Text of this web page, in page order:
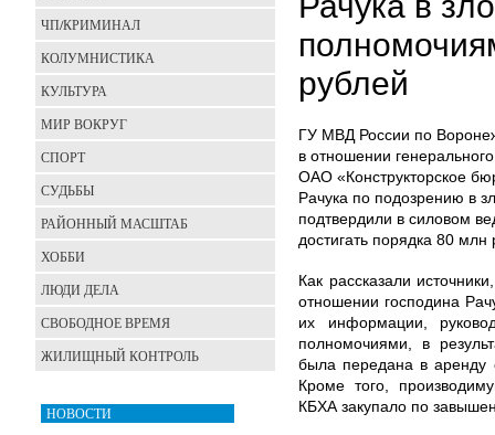
рублей
ГУ МВД России по
в отношении
ОАО «Конструкторское
Рачука по подозрению в
подтвердили в силовом
достигать порядка 80 млн
Как рассказали
отношении господина
их информации,
полномочиями, в
была передана в аренду
Кроме того,
КБХА закупало по
ЧП/КРИМИНАЛ
КОЛУМНИСТИКА
КУЛЬТУРА
МИР ВОКРУГ
СПОРТ
СУДЬБЫ
РАЙОННЫЙ МАСШТАБ
ХОББИ
ЛЮДИ ДЕЛА
СВОБОДНОЕ ВРЕМЯ
ЖИЛИЩНЫЙ КОНТРОЛЬ
НОВОСТИ